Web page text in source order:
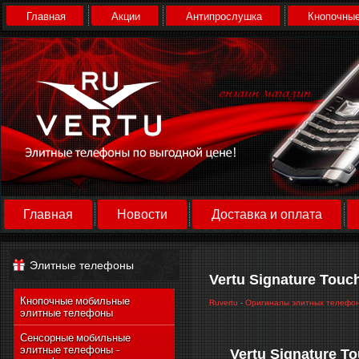
Главная Акции Антипрослушка
Главная Новости Доставка и оплата
Элитные телефоны
Кнопочные мобильные
элитные телефоны
Сенсорные мобильные
элитные телефоны -
Vertu Signature
Ruvertu - Оригиналы элитных
Vertu Signature